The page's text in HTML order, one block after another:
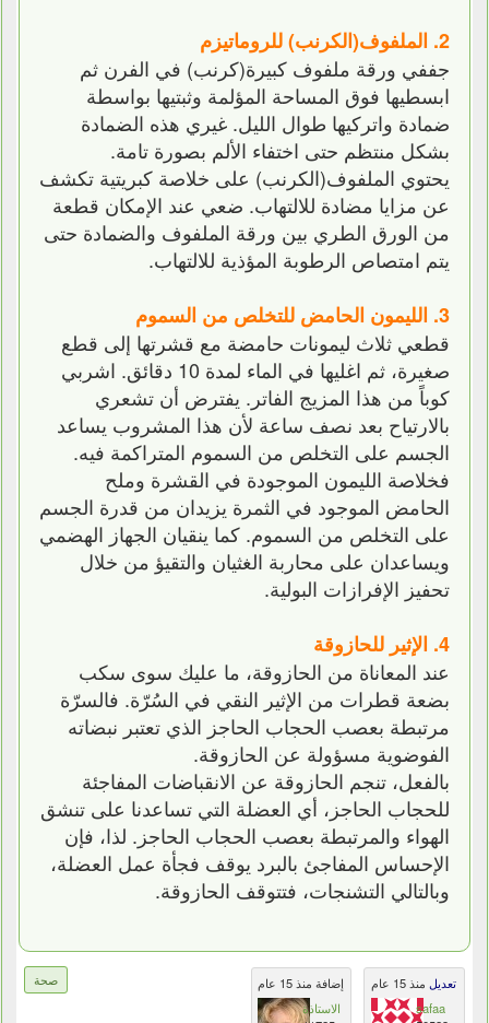
2. الملفوف(الكرنب) للروماتيزم
جففي ورقة ملفوف كبيرة(كرنب) في الفرن ثم
ابسطيها فوق المساحة المؤلمة وثبتيها بواسطة
ضمادة واتركيها طوال الليل. غيري هذه الضمادة
بشكل منتظم حتى اختفاء الألم بصورة تامة.
يحتوي الملفوف(الكرنب) على خلاصة كبريتية تكشف
عن مزايا مضادة للالتهاب. ضعي عند الإمكان قطعة
من الورق الطري بين ورقة الملفوف والضمادة حتى
يتم امتصاص الرطوبة المؤذية للالتهاب.
3. الليمون الحامض للتخلص من السموم
قطعي ثلاث ليمونات حامضة مع قشرتها إلى قطع
صغيرة، ثم اغليها في الماء لمدة 10 دقائق. اشربي
كوباً من هذا المزيج الفاتر. يفترض أن تشعري
بالارتياح بعد نصف ساعة لأن هذا المشروب يساعد
الجسم على التخلص من السموم المتراكمة فيه.
فخلاصة الليمون الموجودة في القشرة وملح
الحامض الموجود في الثمرة يزيدان من قدرة الجسم
على التخلص من السموم. كما ينقيان الجهاز الهضمي
ويساعدان على محاربة الغثيان والتقيؤ من خلال
تحفيز الإفرازات البولية.
4. الإثير للحازوقة
عند المعاناة من الحازوقة، ما عليك سوى سكب
بضعة قطرات من الإثير النقي في السُرّة. فالسرّة
مرتبطة بعصب الحجاب الحاجز الذي تعتبر نبضاته
الفوضوية مسؤولة عن الحازوقة.
بالفعل، تنجم الحازوقة عن الانقباضات المفاجئة
للحجاب الحاجز، أي العضلة التي تساعدنا على تنشق
الهواء والمرتبطة بعصب الحجاب الحاجز. لذا، فإن
الإحساس المفاجئ بالبرد يوقف فجأة عمل العضلة،
وبالتالي التشنجات، فتتوقف الحازوقة.
صحة
إضافة منذ 15 عام
الاستاذة
تعديل منذ 15 عام
safaa